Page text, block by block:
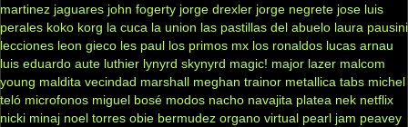
martinez jaguares john fogerty jorge drexler jorge negrete jose luis
perales koko korg la cuca la union las pastillas del abuelo laura pausini
lecciones leon gieco les paul los primos mx los ronaldos lucas arnau
luis eduardo aute luthier lynyrd skynyrd magic! major lazer malcom
young maldita vecindad marshall meghan trainor metallica tabs michel
teló microfonos miguel bosé modos nacho navajita platea nek netflix
nicki minaj noel torres obie bermudez organo virtual pearl jam peavey